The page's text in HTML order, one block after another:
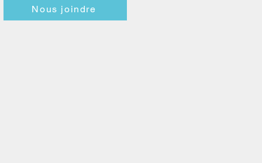
Nous joindre